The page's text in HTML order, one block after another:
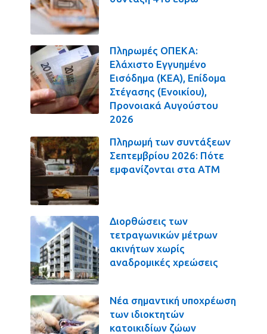
Πληρωμές ΟΠΕΚΑ:
Ελάχιστο Εγγυημένο
Εισόδημα (ΚΕΑ), Επίδομα
Στέγασης (Ενοικίου),
Προνοιακά Αυγούστου
2026
Πληρωμή των συντάξεων
Σεπτεμβρίου 2026: Πότε
εμφανίζονται στα ΑΤΜ
Διορθώσεις των
τετραγωνικών μέτρων
ακινήτων χωρίς
αναδρομικές χρεώσεις
Νέα σημαντική υποχρέωση
των ιδιοκτητών
κατοικιδίων ζώων